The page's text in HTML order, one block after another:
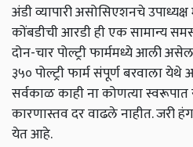
अंडी व्यापारी असोसिएशनचे
कोंबडीची आरडी ही एक सामान्य
दोन-चार पोल्ट्री फार्ममध्ये आली
३५० पोल्ट्री फार्म संपूर्ण बरवाला
सर्वकाळ काही ना कोणत्या
कारणास्तव दर वाढले नाहीत. जरी
येत आहे.